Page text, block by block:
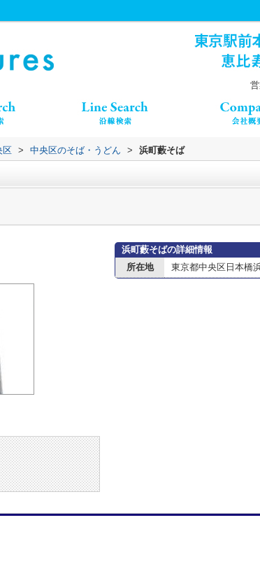
区 > 中央区のそば・うどん > 浜町藪そば
浜町藪そばの詳細情報
所在地
東京都中央区日本橋